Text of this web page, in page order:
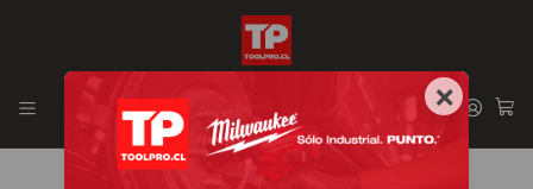
Envíos GRATIS en la RM por compras sobre $29.990
×